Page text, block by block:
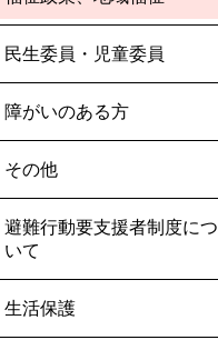
民生委員・児童委員
障がいのある方
その他
避難行動要支援者制度につ
いて
生活保護